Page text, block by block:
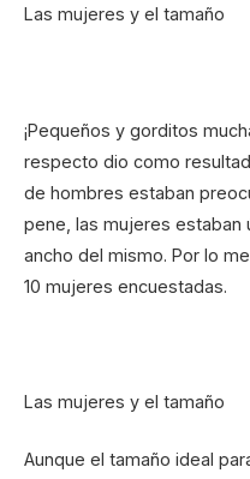
Las mujeres y el tamaño
¡Pequeños y gorditos
respecto dio como
de hombres estaban
pene, las mujeres estaban
ancho del mismo. Por lo
10 mujeres encuestadas.
Las mujeres y el tamaño
Aunque el tamaño ideal